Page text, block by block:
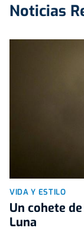
Noticias
VIDA Y ESTILO
Un cohete
Luna